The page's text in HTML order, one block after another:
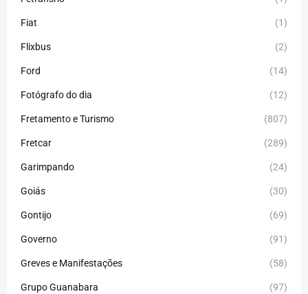
Fiat (1)
Flixbus (2)
Ford (14)
Fotógrafo do dia (12)
Fretamento e Turismo (807)
Fretcar (289)
Garimpando (24)
Goiás (30)
Gontijo (69)
Governo (91)
Greves e Manifestações (58)
Grupo Guanabara (97)